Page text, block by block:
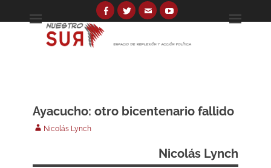
Facebook
TwitterEmailYouTube
Espacio de reflexión y acción política
Ayacucho: otro bicentenario fallido
AuthorNicolás Lynch
Nicolás Lynch